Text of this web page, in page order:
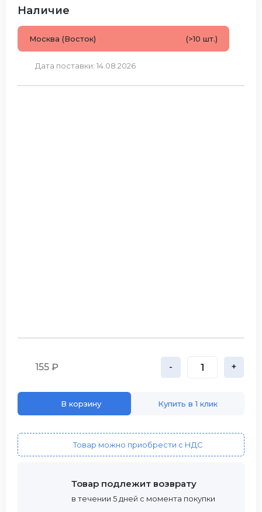
Наличие
Москва (Восток) (>10 шт.)
Дата поставки: 14.08.2026
155 ₽ - +
В корзину Купить в 1 клик
Товар можно приобрести с НДС
Товар подлежит возврату
в течении 5 дней с момента покупки